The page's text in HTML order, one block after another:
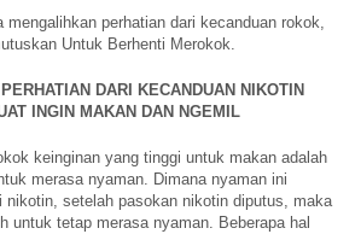
mengalihkan perhatian dari kecanduan rokok,
Untuk Berhenti Merokok.
DARI KECANDUAN NIKOTIN
INGIN MAKAN DAN NGEMIL
keinginan yang tinggi untuk makan adalah
merasa nyaman. Dimana nyaman ini
nikotin, setelah pasokan nikotin diputus, maka
untuk tetap merasa nyaman. Beberapa hal